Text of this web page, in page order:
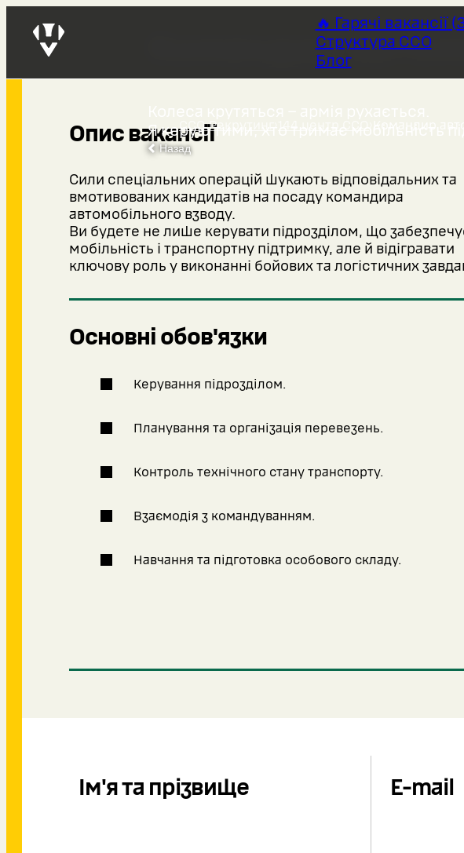
🔥 Гарячі вакансії(
Структура ССО
Блог
ССО Рекрутинг Командир
Назад
Командир
Я керую тими, хто тримає мобільність
Опис вакансії
Сили спеціальних операцій шукають відповідальних та
вмотивованих кандидатів на посаду командира
автомобільного взводу.
Ви будете не лише керувати підрозділом, що
мобільність і транспортну підтримку, але й відігравати
ключову роль у виконанні бойових та логістичних
Основні обов'язки
Керування підрозділом.
Планування та організація перевезень.
Контроль технічного стану транспорту.
Взаємодія з командуванням.
Навчання та підготовка особового складу.
Ім'я та прізвище E-mail